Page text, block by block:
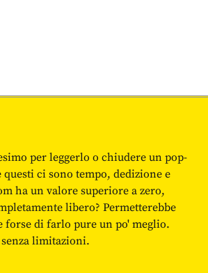
per leggerlo o chiudere un pop-
ci sono tempo, dedizione e
ha un valore superiore a zero,
libero? Permetterebbe
forse di farlo pure un po' meglio.
limitazioni.